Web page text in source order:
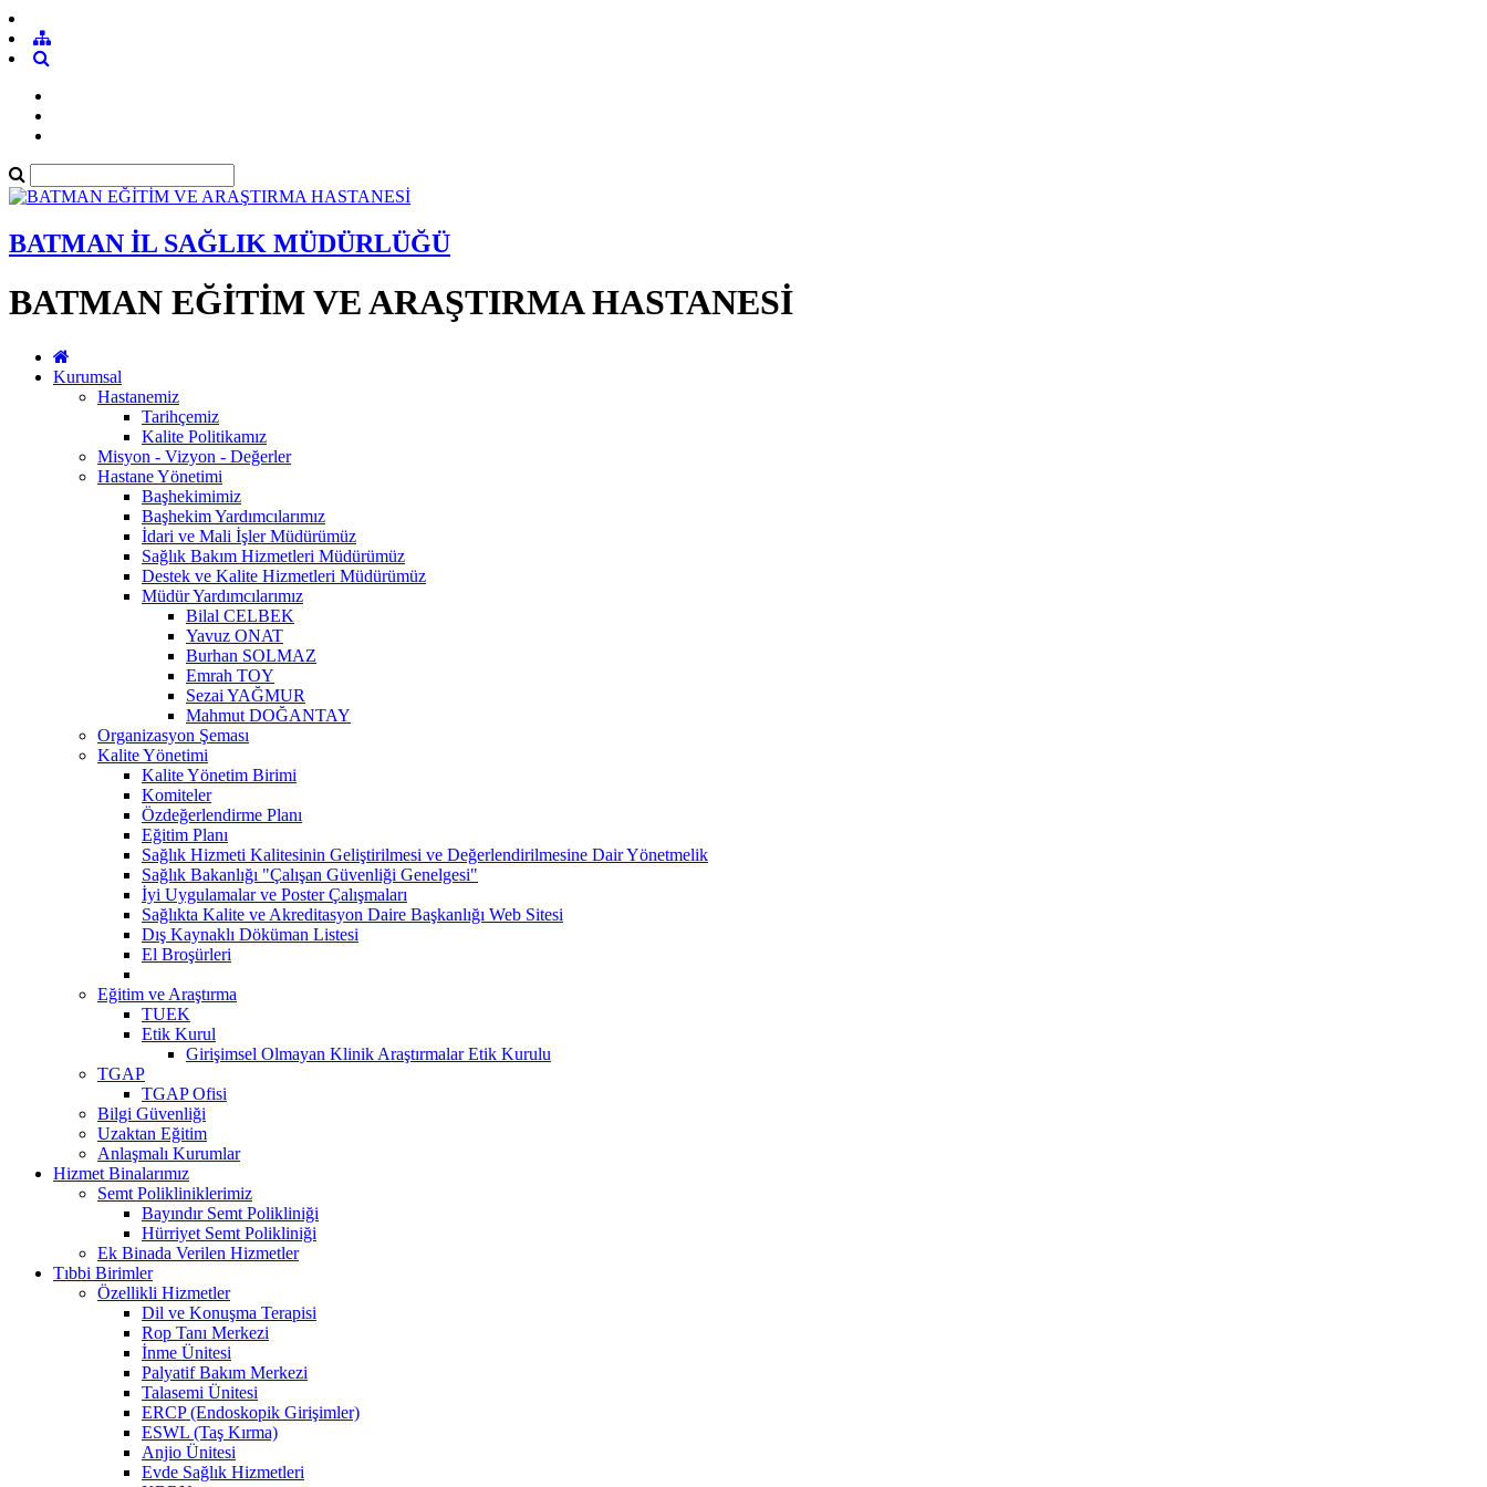
BATMAN İL SAĞLIK MÜDÜRLÜĞÜ
BATMAN EĞİTİM VE ARAŞTIRMA HASTANESİ
Kurumsal
Hastanemiz
Tarihçemiz
Kalite Politikamız
Misyon - Vizyon - Değerler
Hastane Yönetimi
Başhekimimiz
Başhekim Yardımcılarımız
İdari ve Mali İşler Müdürümüz
Sağlık Bakım Hizmetleri Müdürümüz
Destek ve Kalite Hizmetleri Müdürümüz
Müdür Yardımcılarımız
Bilal CELBEK
Yavuz ONAT
Burhan SOLMAZ
Emrah TOY
Sezai YAĞMUR
Mahmut DOĞANTAY
Organizasyon Şeması
Kalite Yönetimi
Kalite Yönetim Birimi
Komiteler
Özdeğerlendirme Planı
Eğitim Planı
Sağlık Hizmeti Kalitesinin Geliştirilmesi ve Değerlendirilmesine Dair Yönetmelik
Sağlık Bakanlığı "Çalışan Güvenliği Genelgesi"
İyi Uygulamalar ve Poster Çalışmaları
Sağlıkta Kalite ve Akreditasyon Daire Başkanlığı Web Sitesi
Dış Kaynaklı Döküman Listesi
El Broşürleri
Eğitim ve Araştırma
TUEK
Etik Kurul
Girişimsel Olmayan Klinik Araştırmalar Etik Kurulu
TGAP
TGAP Ofisi
Bilgi Güvenliği
Uzaktan Eğitim
Anlaşmalı Kurumlar
Hizmet Binalarımız
Semt Polikliniklerimiz
Bayındır Semt Polikliniği
Hürriyet Semt Polikliniği
Ek Binada Verilen Hizmetler
Tıbbi Birimler
Özellikli Hizmetler
Dil ve Konuşma Terapisi
Rop Tanı Merkezi
İnme Ünitesi
Palyatif Bakım Merkezi
Talasemi Ünitesi
ERCP (Endoskopik Girişimler)
ESWL (Taş Kırma)
Anjio Ünitesi
Evde Sağlık Hizmetleri